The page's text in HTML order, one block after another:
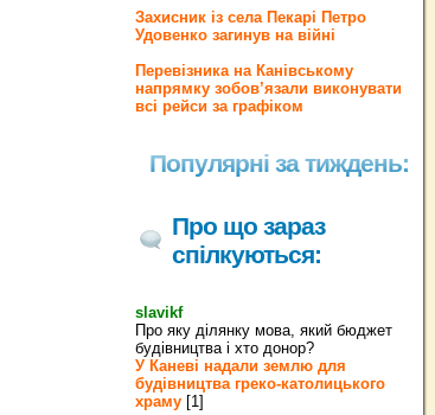
Захисник із села Пекарі Петро
Удовенко загинув на війні
Перевізника на Канівському
напрямку зобов’язали виконувати
всі рейси за графіком
Популярні за тиждень:
Про що зараз
спілкуються:
slavikf
Про яку ділянку мова, який бюджет
будівництва і хто донор?
У Каневі надали землю для
будівництва греко‐католицького
храму [1]